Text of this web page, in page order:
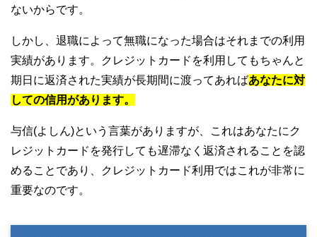
ないからです。
しかし、退職によって無職になった場合はそれまでの利用
実績があります。クレジットカードを利用してもちゃんと
期日に返済された実績が長期間に渡ってあればあなたに対
しての信用があります。
与信(よしん)という言葉がありますが、これはあなたにク
レジットカードを発行しても遅滞なく返済されることを認
めることであり、クレジットカード利用ではこれが非常に
重要なのです。